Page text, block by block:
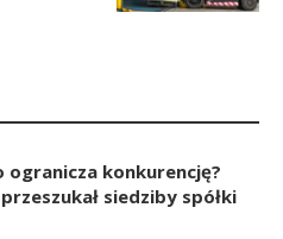
ogranicza konkurencję?
siedziby spółki